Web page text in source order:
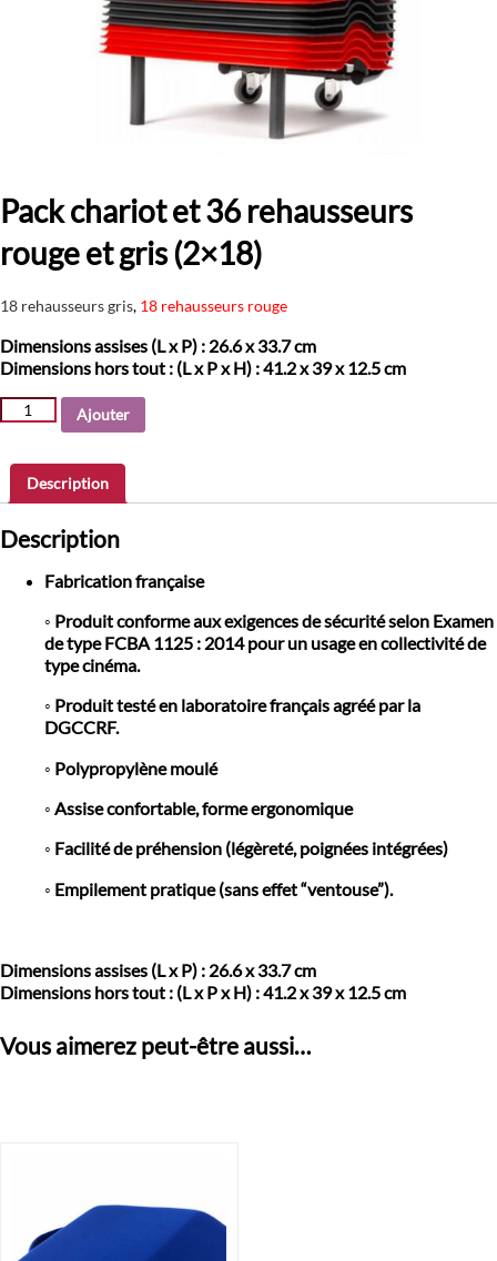
Pack chariot et 36 rehausseurs
rouge et gris (2×18)
18 rehausseurs gris, 18 rehausseurs rouge
Dimensions assises (L x P) : 26.6 x 33.7 cm
Dimensions hors tout : (L x P x H) : 41.2 x 39 x 12.5 cm
quantité
chariot
et
rehausseurs
Ajouter
Description
Description
Fabrication française
◦ Produit conforme aux exigences de sécurité selon Examen
de type FCBA 1125 : 2014 pour un usage en collectivité de
type cinéma.
◦ Produit testé en laboratoire français agréé par la
DGCCRF.
◦ Polypropylène moulé
◦ Assise confortable, forme ergonomique
◦ Facilité de préhension (légèreté, poignées intégrées)
◦ Empilement pratique (sans effet “ventouse”).
Dimensions assises (L x P) : 26.6 x 33.7 cm
Dimensions hors tout : (L x P x H) : 41.2 x 39 x 12.5 cm
Vous aimerez peut-être aussi…